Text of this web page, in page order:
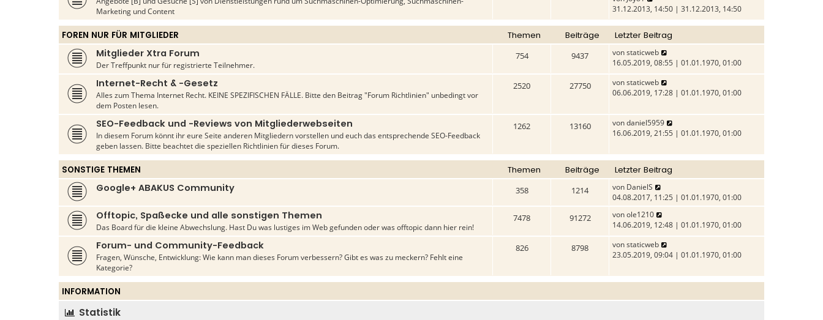
a
g
t
e
r
B
i
t
a
Marketing und Content
e
u
s
t
e
r
B
e
t
r
a
31.12.2013, 14:50 | 31.12.2013, 14:50
FOREN NUR FÜR MITGLIEDER Themen Beiträge Letzter Beitrag
Mitglieder Xtra Forum
Der Treffpunkt nur für registrierte Teilnehmer.
754 9437 vonstaticweb
e
u
s
e
r
B
i
t
r
g
16.05.2019, 08:55 | 01.01.1970, 01:00
Internet-Recht & -Gesetz
Alles zum Thema Internet Recht. KEINE SPEZIFISCHEN FÄLLE. Bitte den Beitrag "Forum Richtlinien" unbedingt vor
dem Posten lesen.
2520 27750 vonstaticweb
e
e
s
t
r
e
t
r
g
06.06.2019, 17:28 | 01.01.1970, 01:00
SEO-Feedback und -Reviews von Mitgliederwebseiten
In diesem Forum könnt ihr eure Seite anderen Mitgliedern vorstellen und euch das entsprechende SEO-Feedback
geben lassen. Bitte beachtet die speziellen Richtlinien für dieses Forum.
1262 13160 vondaniel5959
e
e
B
t
a
16.06.2019, 21:55 | 01.01.1970, 01:00
SONSTIGE THEMEN Themen Beiträge Letzter Beitrag
Google+ ABAKUS Community 358 1214 von DanielS
e
u
e
s
t
e
r
e
t
04.08.2017, 11:25 | 01.01.1970, 01:00
Offtopic, Spaßecke und alle sonstigen Themen
Das Board für die kleine Abwechslung. Hast Du was lustiges im Web gefunden oder was offtopic dann hier rein!
7478 91272 vonole1210
e
u
e
s
e
B
14.06.2019, 12:48 | 01.01.1970, 01:00
Forum- und Community-Feedback
Fragen, Wünsche, Entwicklung: Wie kann man dieses Forum verbessern? Gibt es was zu meckern? Fehlt eine
Kategorie?
826 8798 vonstaticweb
e
e
23.05.2019, 09:04 | 01.01.1970, 01:00
INFORMATION
Statistik